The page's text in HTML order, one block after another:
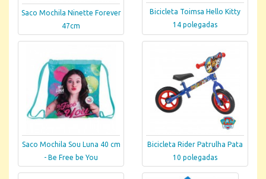
Saco Mochila Ninette Forever
47cm
Bicicleta Toimsa Hello Kitty
14 polegadas
Saco Mochila Sou Luna 40 cm
- Be Free be You
Bicicleta Rider Patrulha Pata
10 polegadas